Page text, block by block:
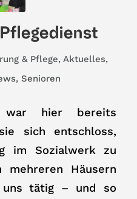
& Pflege,Aktuelles,
,Senioren
war hier bereits
sich entschloss,
im Sozialwerk zu
Häusern
uns tätig – und so